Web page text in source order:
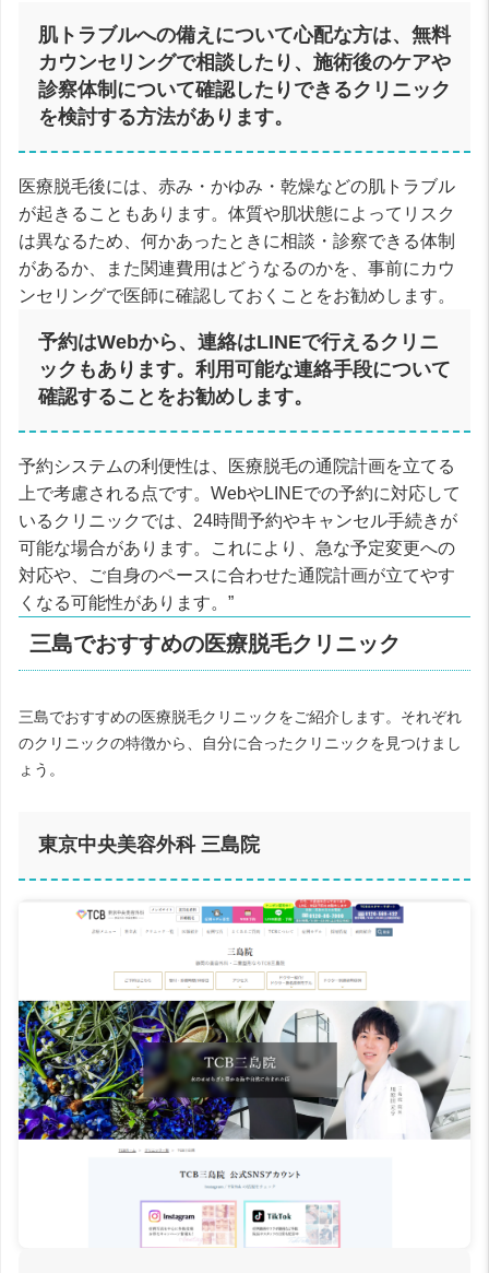
肌トラブルへの備えについて心配な方は、無料
カウンセリングで相談したり、施術後のケアや
診察体制について確認したりできるクリニック
を検討する方法があります。
医療脱毛後には、赤み・かゆみ・乾燥などの肌トラブル
が起きることもあります。体質や肌状態によってリスク
は異なるため、何かあったときに相談・診察できる体制
があるか、また関連費用はどうなるのかを、事前にカウ
ンセリングで医師に確認しておくことをお勧めします。
予約はWebから、連絡はLINEで行えるクリニ
ックもあります。利用可能な連絡手段について
確認することをお勧めします。
予約システムの利便性は、医療脱毛の通院計画を立てる
上で考慮される点です。WebやLINEでの予約に対応して
いるクリニックでは、24時間予約やキャンセル手続きが
可能な場合があります。これにより、急な予定変更への
対応や、ご自身のペースに合わせた通院計画が立てやす
くなる可能性があります。”
三島でおすすめの医療脱毛クリニック
三島でおすすめの医療脱毛クリニックをご紹介します。それぞれ
のクリニックの特徴から、自分に合ったクリニックを見つけまし
ょう。
東京中央美容外科 三島院